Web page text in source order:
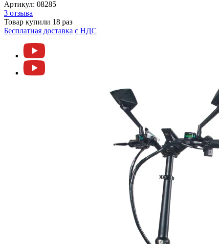
Артикул: 08285
3 отзыва
Товар купили 18 раз
Бесплатная доставка c НДС